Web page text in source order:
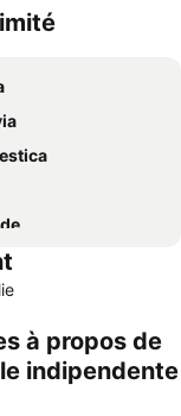
à propos de
indipendente